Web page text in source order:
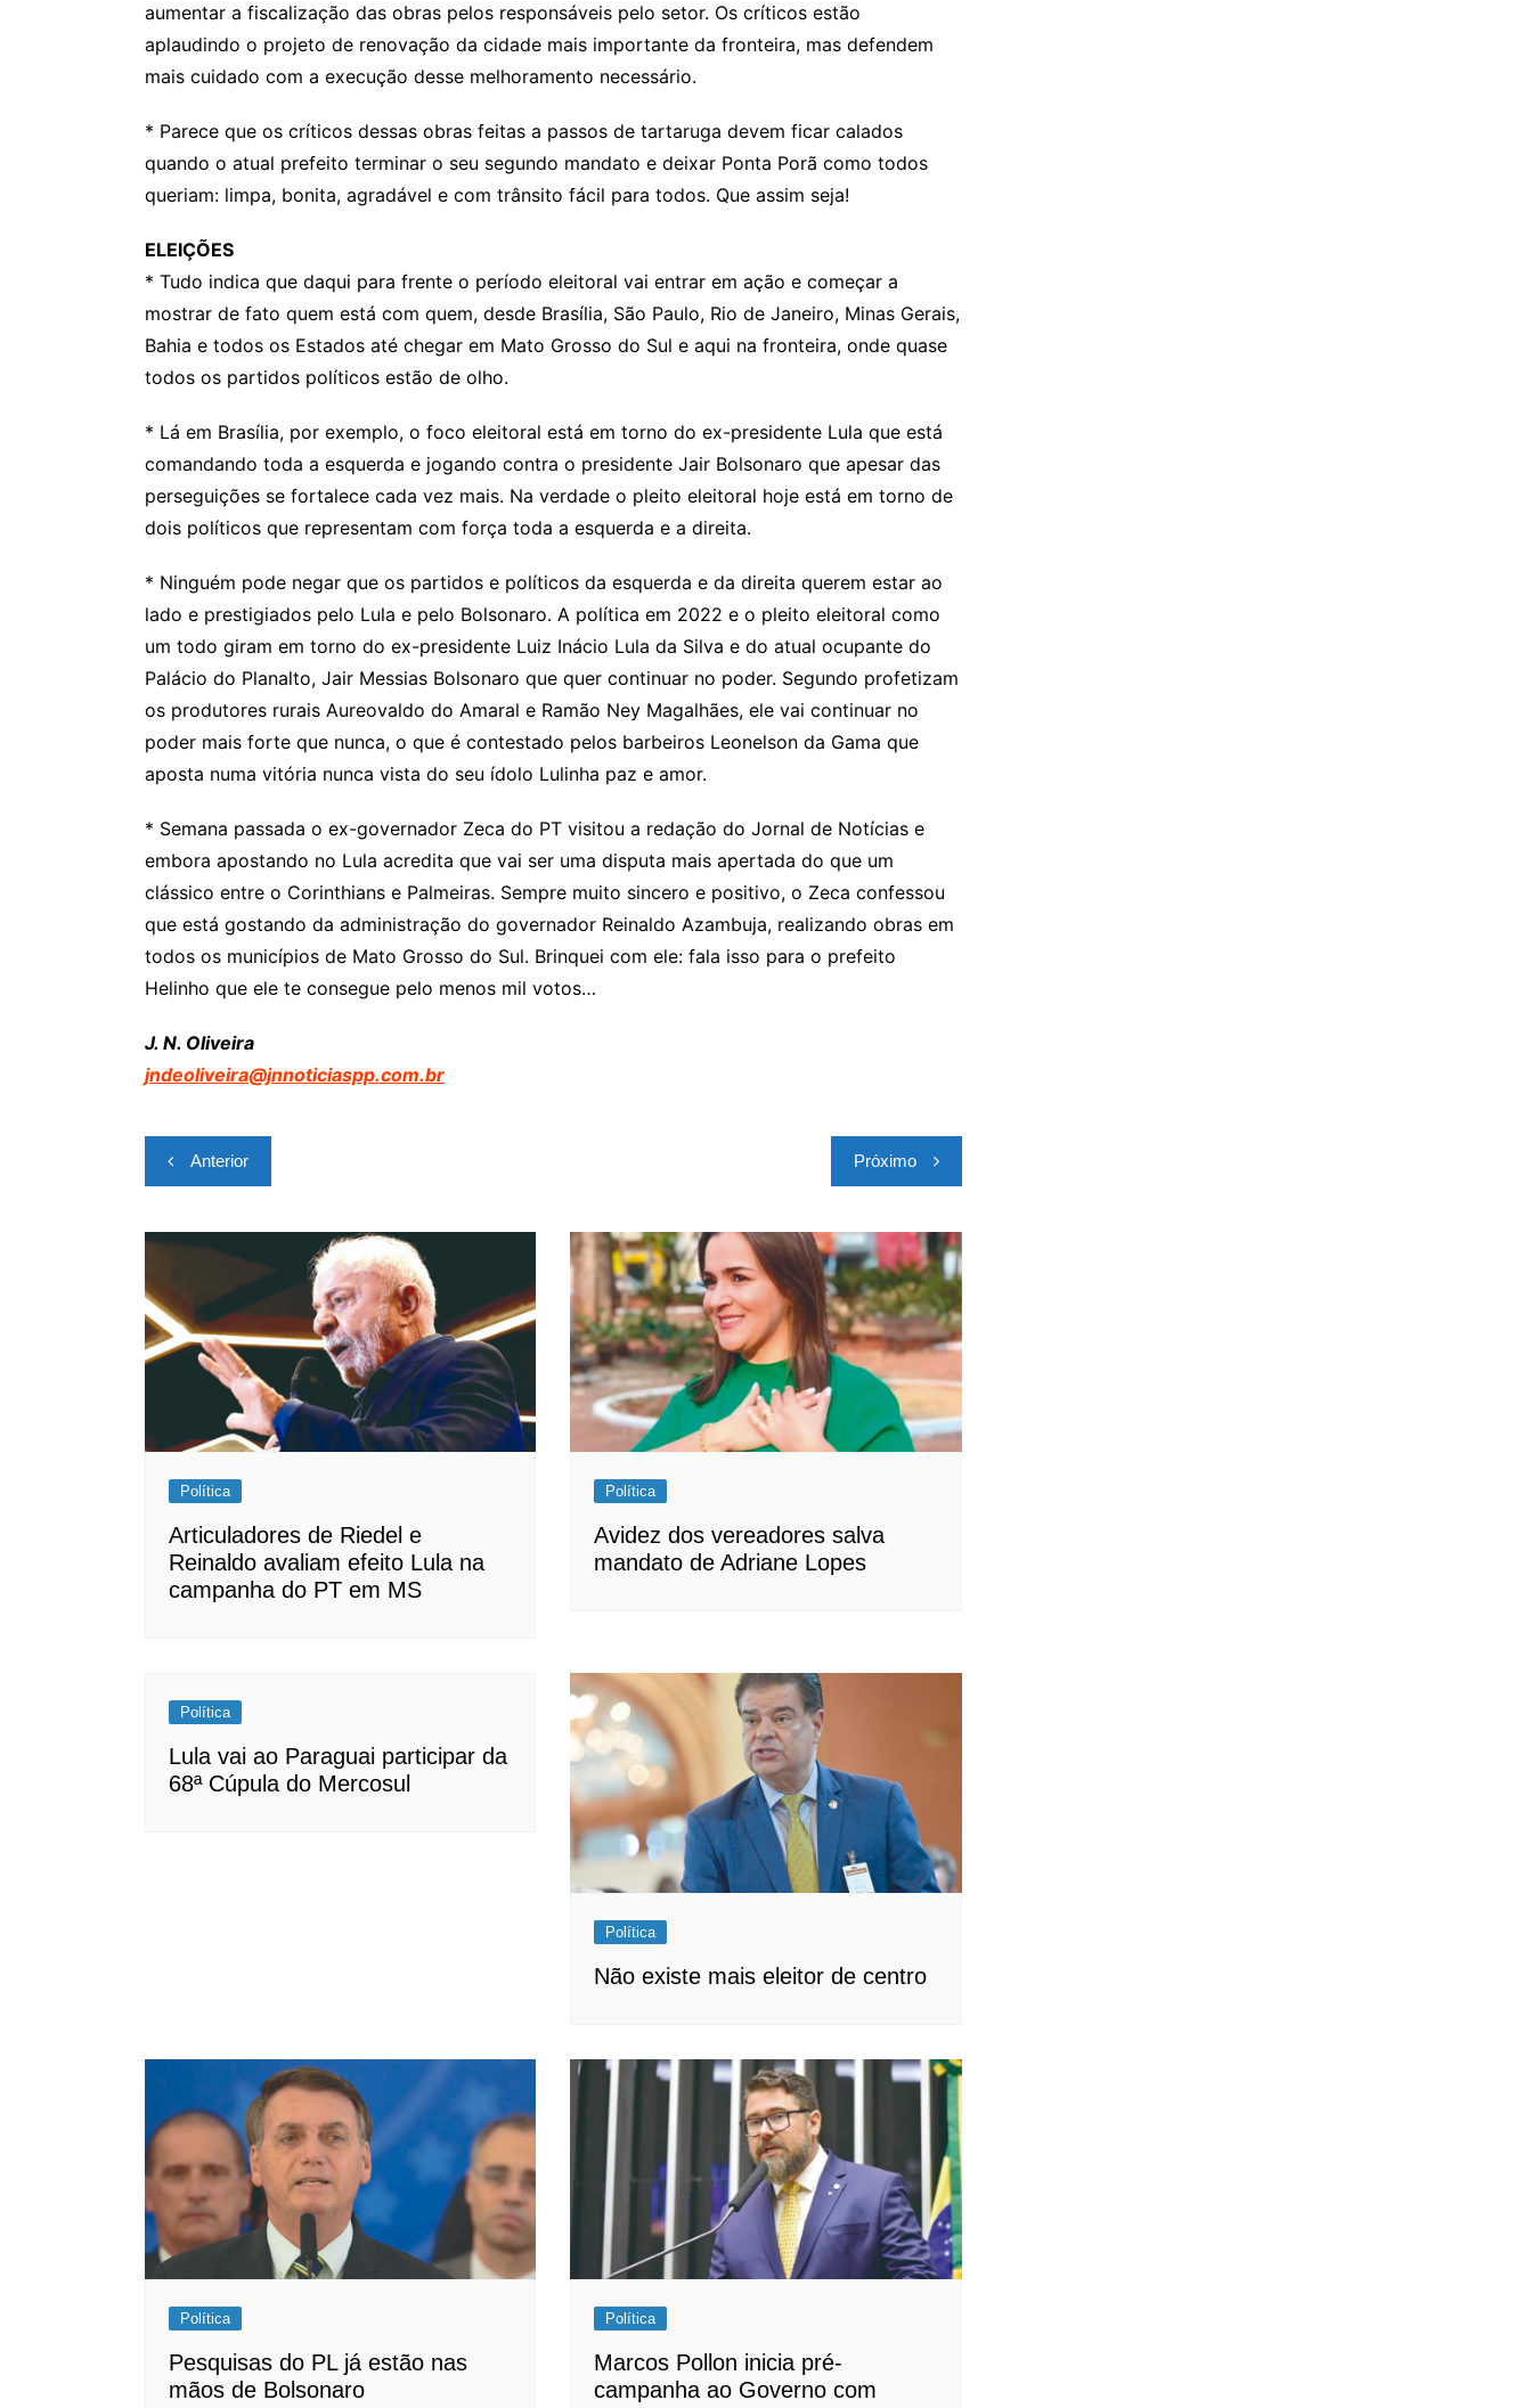
aumentar a fiscalização das obras pelos responsáveis pelo setor. Os críticos estão
aplaudindo o projeto de renovação da cidade mais importante da fronteira, mas defendem
mais cuidado com a execução desse melhoramento necessário.
* Parece que os críticos dessas obras feitas a passos de tartaruga devem ficar calados
quando o atual prefeito terminar o seu segundo mandato e deixar Ponta Porã como todos
queriam: limpa, bonita, agradável e com trânsito fácil para todos. Que assim seja!
ELEIÇÕES
* Tudo indica que daqui para frente o período eleitoral vai entrar em ação e começar a
mostrar de fato quem está com quem, desde Brasília, São Paulo, Rio de Janeiro, Minas Gerais,
Bahia e todos os Estados até chegar em Mato Grosso do Sul e aqui na fronteira, onde quase
todos os partidos políticos estão de olho.
* Lá em Brasília, por exemplo, o foco eleitoral está em torno do ex-presidente Lula que está
comandando toda a esquerda e jogando contra o presidente Jair Bolsonaro que apesar das
perseguições se fortalece cada vez mais. Na verdade o pleito eleitoral hoje está em torno de
dois políticos que representam com força toda a esquerda e a direita.
* Ninguém pode negar que os partidos e políticos da esquerda e da direita querem estar ao
lado e prestigiados pelo Lula e pelo Bolsonaro. A política em 2022 e o pleito eleitoral como
um todo giram em torno do ex-presidente Luiz Inácio Lula da Silva e do atual ocupante do
Palácio do Planalto, Jair Messias Bolsonaro que quer continuar no poder. Segundo profetizam
os produtores rurais Aureovaldo do Amaral e Ramão Ney Magalhães, ele vai continuar no
poder mais forte que nunca, o que é contestado pelos barbeiros Leonelson da Gama que
aposta numa vitória nunca vista do seu ídolo Lulinha paz e amor.
* Semana passada o ex-governador Zeca do PT visitou a redação do Jornal de Notícias e
embora apostando no Lula acredita que vai ser uma disputa mais apertada do que um
clássico entre o Corinthians e Palmeiras. Sempre muito sincero e positivo, o Zeca confessou
que está gostando da administração do governador Reinaldo Azambuja, realizando obras em
todos os municípios de Mato Grosso do Sul. Brinquei com ele: fala isso para o prefeito
Helinho que ele te consegue pelo menos mil votos…
J. N. Oliveira
jndeoliveira@jnnoticiaspp.com.br
Navegação
de
Post
Anterior Próximo
Política
Articuladores de Riedel e
Reinaldo avaliam efeito Lula na
campanha do PT em MS
Política
Avidez dos vereadores salva
mandato de Adriane Lopes
Política
Lula vai ao Paraguai participar da
68ª Cúpula do Mercosul
Política
Não existe mais eleitor de centro
Política
Pesquisas do PL já estão nas
mãos de Bolsonaro
Política
Marcos Pollon inicia pré-
campanha ao Governo com